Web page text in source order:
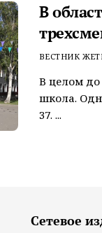
В
ВЕСТНИК
В целом до
школа.
37. ...
Сетевое